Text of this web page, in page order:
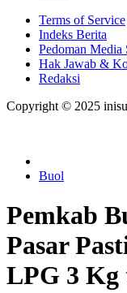
Terms of Service
Indeks Berita
Pedoman Media
Hak Jawab &
Redaksi
Copyright © 2025
Buol
Pemkab
Pasar
LPG 3 Kg